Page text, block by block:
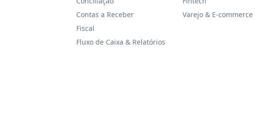
Contas a Receber
Fiscal
Fluxo de Caixa & Relatórios
Varejo & E-commerce